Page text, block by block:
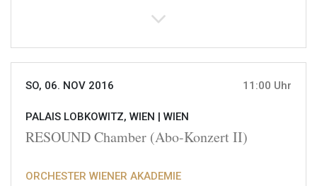
SO, 06. NOV 2016 11:00 Uhr
PALAIS LOBKOWITZ, WIEN | WIEN
RESOUND Chamber (Abo-Konzert II)
ORCHESTER WIENER AKADEMIE